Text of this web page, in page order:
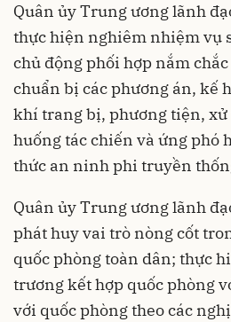
Quân ủy Trung ương lãnh
thực hiện nghiêm nhiệm vụ
chủ động phối hợp nắm
chuẩn bị các phương án, kế
khí trang bị, phương tiện,
huống tác chiến và ứng phó
thức an ninh phi truyền
Quân ủy Trung ương lãnh
phát huy vai trò nòng cốt
quốc phòng toàn dân; thực
trương kết hợp quốc phòng
với quốc phòng theo các